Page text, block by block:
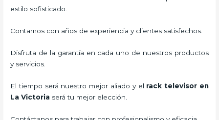
estilo sofisticado.
Contamos con años de experiencia y clientes satisfechos.
Disfruta de la garantía en cada uno de nuestros productos
y servicios.
El tiempo será nuestro mejor aliado y el rack televisor en
La Victoria será tu mejor elección.